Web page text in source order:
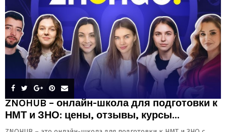
ZNOHUB – онлайн-школа для подготовки к
НМТ и ЗНО: цены, отзывы, курсы...